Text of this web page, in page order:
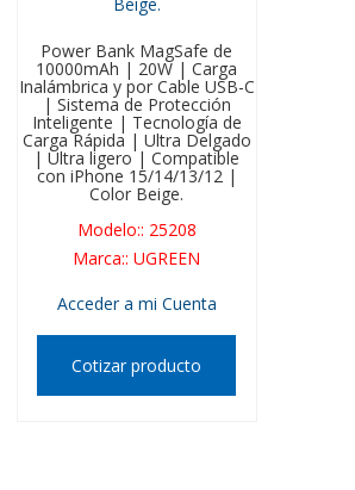
Power Bank MagSafe de
10000mAh | 20W | Carga
Inalámbrica y por Cable USB-C
| Sistema de Protección
Inteligente | Tecnología de
Carga Rápida | Ultra Delgado
| Ultra ligero | Compatible
con iPhone 15/14/13/12 |
Color Beige.
Modelo:: 25208
Marca::UGREEN
Acceder a mi Cuenta
Cotizar producto